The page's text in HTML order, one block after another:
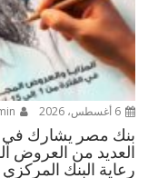
6 أغسطس، 2026
بنك مصر يشارك في
العديد من العروض
رعاية البنك